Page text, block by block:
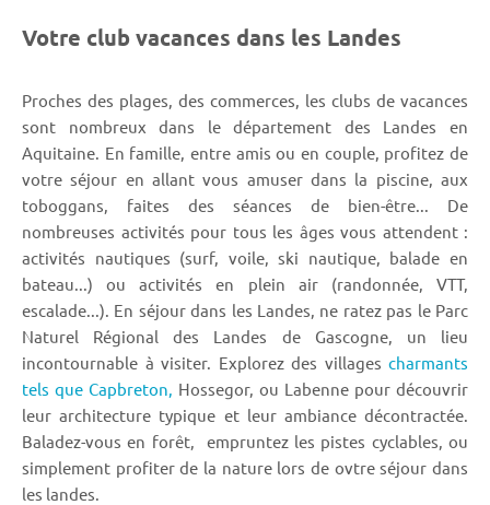
Votre club vacances dans les Landes
Proches des plages, des commerces, les clubs de vacances
sont nombreux dans le département des Landes en
Aquitaine. En famille, entre amis ou en couple, profitez de
votre séjour en allant vous amuser dans la piscine, aux
toboggans, faites des séances de bien-être... De
nombreuses activités pour tous les âges vous attendent :
activités nautiques (surf, voile, ski nautique, balade en
bateau...) ou activités en plein air (randonnée, VTT,
escalade...). En séjour dans les Landes, ne ratez pas le Parc
Naturel Régional des Landes de Gascogne, un lieu
incontournable à visiter. Explorez des villages charmants
tels que Capbreton, Hossegor, ou Labenne pour découvrir
leur architecture typique et leur ambiance décontractée.
Baladez-vous en forêt, empruntez les pistes cyclables, ou
simplement profiter de la nature lors de ovtre séjour dans
les landes.